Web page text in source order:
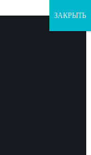
ЗАКРЫТЬ